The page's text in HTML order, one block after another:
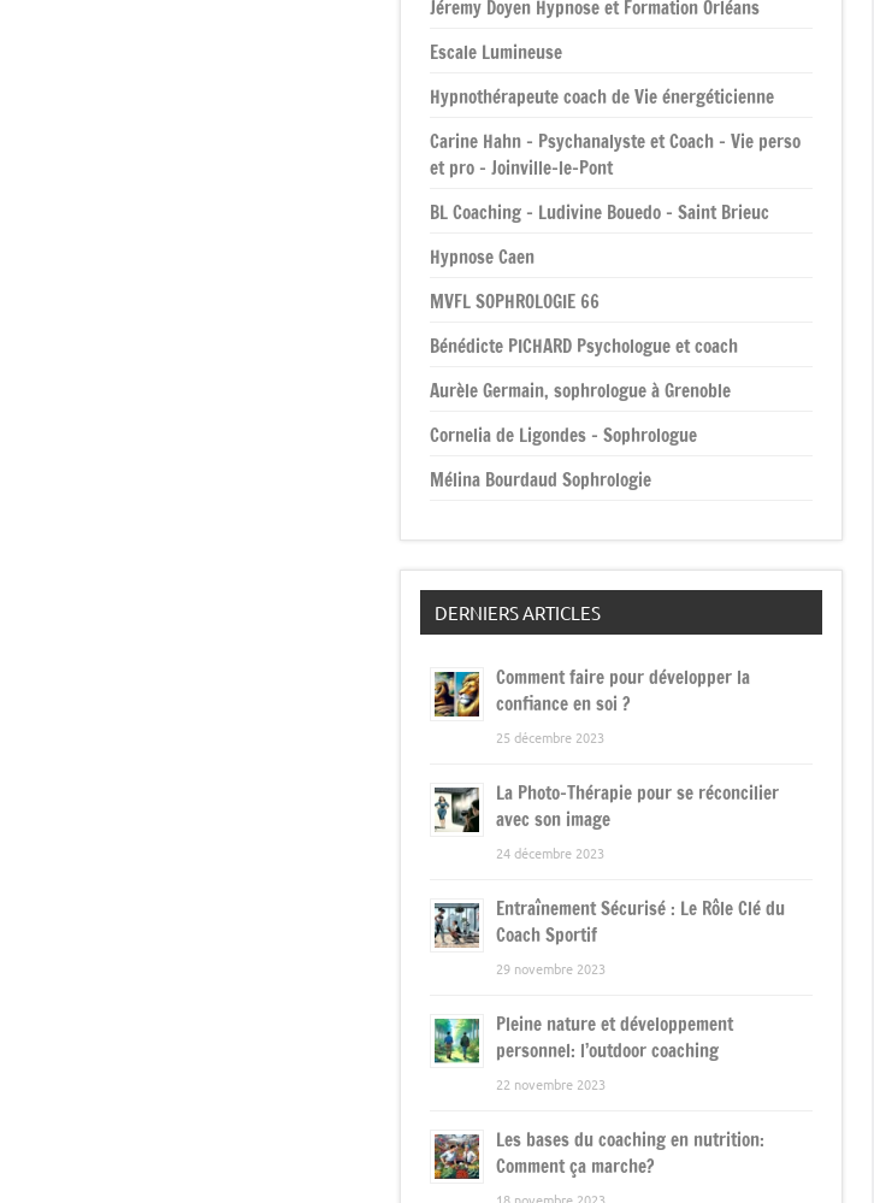
Jéremy Doyen Hypnose et Formation Orléans
Escale Lumineuse
Hypnothérapeute coach de Vie énergéticienne
Carine Hahn – Psychanalyste et Coach – Vie perso
et pro – Joinville-le-Pont
BL Coaching – Ludivine Bouedo – Saint Brieuc
Hypnose Caen
MVFL SOPHROLOGIE 66
Bénédicte PICHARD Psychologue et coach
Aurèle Germain, sophrologue à Grenoble
Cornelia de Ligondes – Sophrologue
Mélina Bourdaud Sophrologie
DERNIERS ARTICLES
Comment faire pour développer la
confiance en soi ?
25 décembre 2023
La Photo-Thérapie pour se réconcilier
avec son image
24 décembre 2023
Entraînement Sécurisé : Le Rôle Clé du
Coach Sportif
29 novembre 2023
Pleine nature et développement
personnel: l’outdoor coaching
22 novembre 2023
Les bases du coaching en nutrition:
Comment ça marche?